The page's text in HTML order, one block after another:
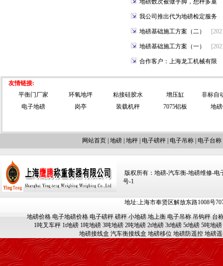
地磅数次被做手脚，想秤多重
我公司推出代为地磅检定服务
地磅基础施工方案（二）
地磅基础施工方案（一）
合作客户：上海龙工机械有限
友情链接:
平衡门厂家
环氧地坪 粘接硅胶水 增压缸
非标自
电子地磅
岗亭 装载机秤 7075铝板 地
网站首页 地磅 地秤 电子磅秤 电子吊称 电子台称
版权所有：地磅-汽车衡-地磅维修-电
号-1
地址:上海市奉贤区解放东路1008号
地磅价格 电子地磅价格 电子磅秤 磅秤 小地磅 地上衡 电子吊称 吊钩秤 台
1吨叉车秤 1t地磅 1吨地磅 3吨地磅 2吨地磅 2t地磅 3t地磅 5t地磅 5吨地磅
地磅接线盒 汽车衡接线盒 地磅移位 地磅防遥控 地磅